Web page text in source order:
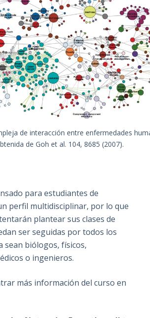
de interacción entre enfermedades
de Goh et al. 104, 8685 (2007).
para estudiantes de
perfil multidisciplinar, por lo que
plantear sus clases de
ser seguidas por todos los
sean biólogos, físicos,
o ingenieros.
más información del curso en